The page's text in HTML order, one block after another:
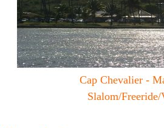
Cap Chevalier -
Slalom/Freeride/